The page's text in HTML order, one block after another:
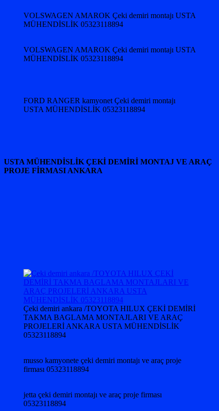
VOLSWAGEN AMAROK Çeki demiri montajı USTA
MÜHENDİSLİK 05323118894
VOLSWAGEN AMAROK Çeki demiri montajı USTA
MÜHENDİSLİK 05323118894
FORD RANGER kamyonet Çeki demiri montajı
USTA MÜHENDİSLİK 05323118894
USTA MÜHENDİSLİK ÇEKİ DEMİRİ MONTAJ VE ARAÇ
PROJE FİRMASI ANKARA
Çeki demiri ankara /TOYOTA HILUX ÇEKİ DEMİRİ
TAKMA BAGLAMA MONTAJLARI VE ARAÇ
PROJELERİ ANKARA USTA MÜHENDİSLİK
05323118894
musso kamyonete çeki demiri montajı ve araç proje
firması 05323118894
jetta çeki demiri montajı ve araç proje firması
05323118894